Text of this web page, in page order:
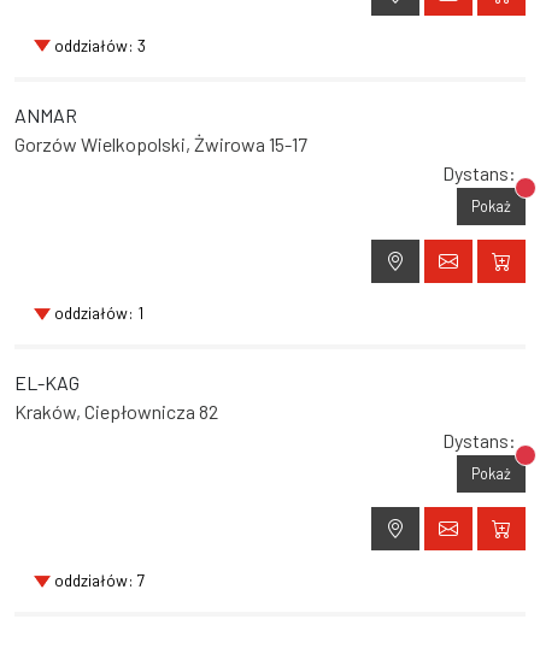
oddziałów: 3
ANMAR
Gorzów Wielkopolski, Żwirowa 15-17
Dystans:
Pokaż
oddziałów: 1
EL-KAG
Kraków, Ciepłownicza 82
Dystans:
Pokaż
oddziałów: 7